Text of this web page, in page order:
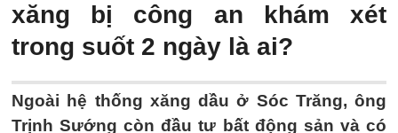
xăng bị công an khám xét
trong suốt 2 ngày là ai?
Ngoài hệ thống xăng dầu ở Sóc Trăng, ông
Trịnh Sướng còn đầu tư bất động sản và có